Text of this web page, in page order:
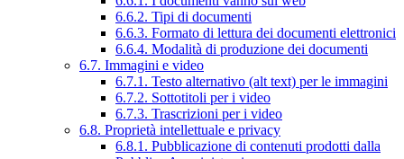
6.6.2. Tipi di documenti
6.6.3. Formato di lettura dei documenti elettronici
6.6.4. Modalità di produzione dei documenti
6.7. Immagini e video
6.7.1. Testo alternativo (alt text) per le immagini
6.7.2. Sottotitoli per i video
6.7.3. Trascrizioni per i video
6.8. Proprietà intellettuale e privacy
6.8.1. Pubblicazione di contenuti prodotti dalla